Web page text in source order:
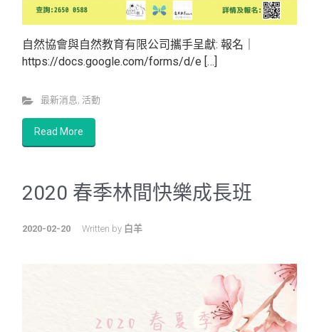
自然協會與自然教育有限公司攜手呈獻: 報名｜
https://docs.google.com/forms/d/e […]
最新消息, 活動
Read More
2020 春季林間快樂成長班
2020-02-20 Written by 白羊